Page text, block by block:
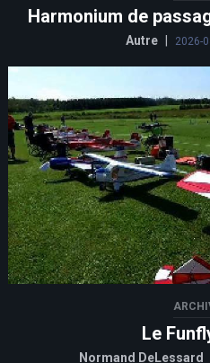
Harmonium de
Autre 2026-
Le
Normand DeLessard